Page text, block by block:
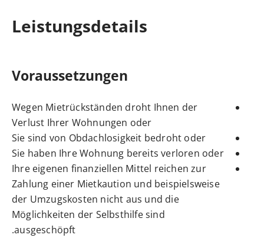
Leistungsdetails
Voraussetzungen
Wegen Mietrückständen droht Ihnen der
Verlust Ihrer Wohnungen oder
Sie sind von Obdachlosigkeit bedroht oder
Sie haben Ihre Wohnung bereits verloren oder
Ihre eigenen finanziellen Mittel reichen zur
Zahlung einer Mietkaution und beispielsweise
der Umzugskosten nicht aus und die
Möglichkeiten der Selbsthilfe sind
ausgeschöpft.